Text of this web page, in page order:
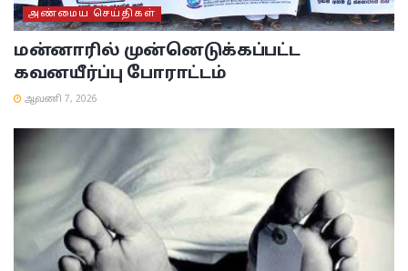
அண்மைய செய்திகள்
மன்னாரில் முன்னெடுக்கப்பட்ட
கவனயீர்ப்பு போராட்டம்
ஆவணி 7, 2026